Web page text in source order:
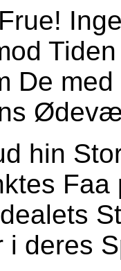
De
hin
Faa
i deres